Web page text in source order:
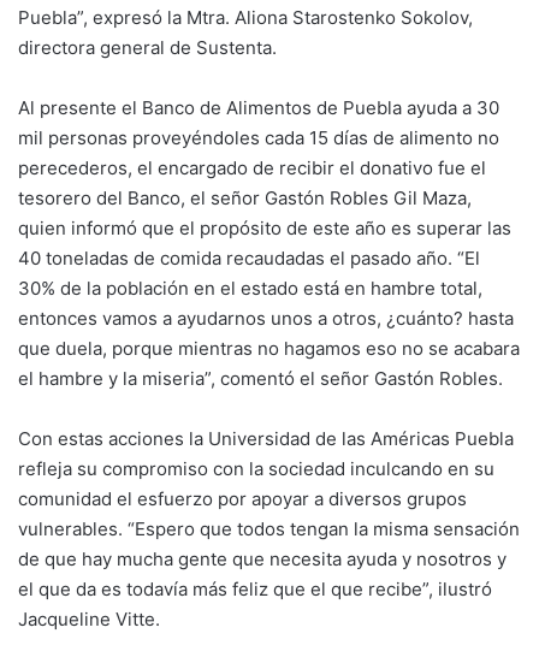
Puebla”, expresó la Mtra. Aliona Starostenko Sokolov,
directora general de Sustenta.
Al presente el Banco de Alimentos de Puebla ayuda a 30
mil personas proveyéndoles cada 15 días de alimento no
perecederos, el encargado de recibir el donativo fue el
tesorero del Banco, el señor Gastón Robles Gil Maza,
quien informó que el propósito de este año es superar las
40 toneladas de comida recaudadas el pasado año. “El
30% de la población en el estado está en hambre total,
entonces vamos a ayudarnos unos a otros, ¿cuánto? hasta
que duela, porque mientras no hagamos eso no se acabara
el hambre y la miseria”, comentó el señor Gastón Robles.
Con estas acciones la Universidad de las Américas Puebla
refleja su compromiso con la sociedad inculcando en su
comunidad el esfuerzo por apoyar a diversos grupos
vulnerables. “Espero que todos tengan la misma sensación
de que hay mucha gente que necesita ayuda y nosotros y
el que da es todavía más feliz que el que recibe”, ilustró
Jacqueline Vitte.